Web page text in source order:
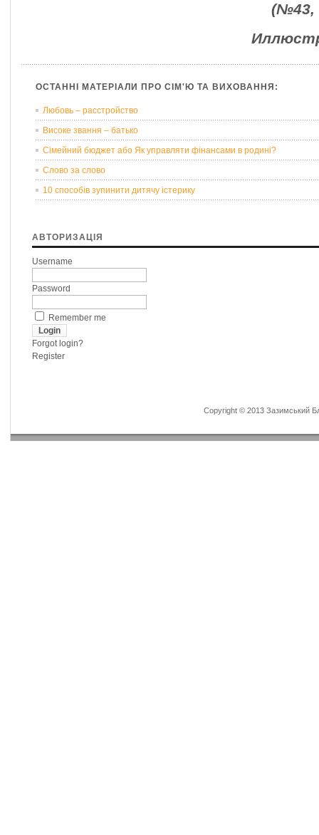
(№43,
ОСТАННІ МАТЕРІАЛИ ПРО СІМ'Ю ТА ВИХОВАННЯ:
Любовь – расстройство
Високе звання – батько
Сімейний бюджет або Як управляти фінансами в родині?
Слово за слово
10 способів зупинити дитячу істерику
АВТОРИЗАЦІЯ
Username
Password
Remember me
Forgot login?
Register
Copyright © 2013 Зазимський